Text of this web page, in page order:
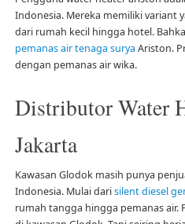
Indonesia. Mereka memiliki variant
dari rumah kecil hingga hotel.
pemanas air tenaga surya Ariston.
dengan pemanas air wika.
Distributor Water
Jakarta
Kawasan Glodok masih punya
Indonesia. Mulai darisilent diesel
rumah tangga hingga pemanas air.